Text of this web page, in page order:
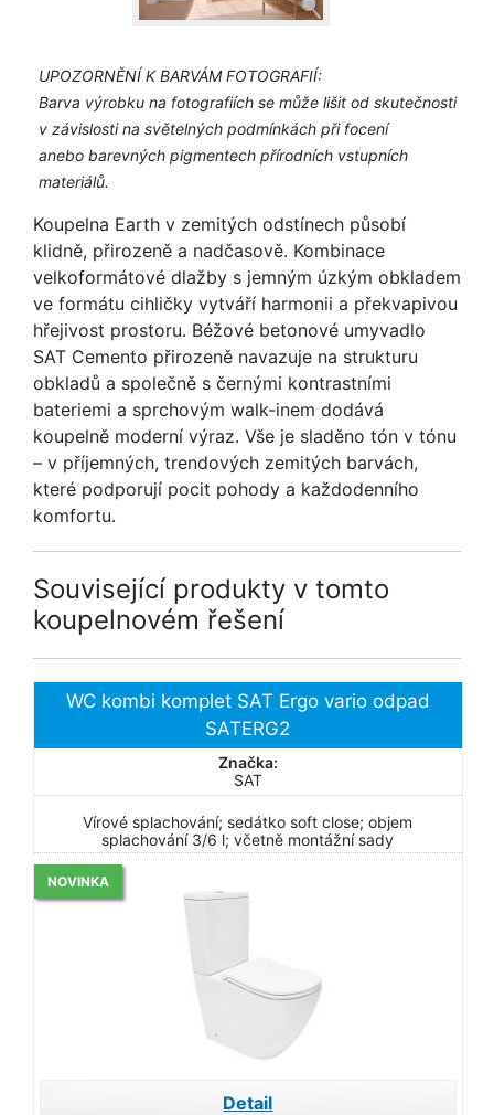
UPOZORNĚNÍ K BARVÁM FOTOGRAFIÍ:
Barva výrobku na fotografiích se může lišit od skutečnosti
v závislosti na světelných podmínkách při focení
anebo barevných pigmentech přírodních vstupních
materiálů.
Koupelna Earth v zemitých odstínech působí
klidně, přirozeně a nadčasově. Kombinace
velkoformátové dlažby s jemným úzkým obkladem
ve formátu cihličky vytváří harmonii a překvapivou
hřejivost prostoru. Béžové betonové umyvadlo
SAT Cemento přirozeně navazuje na strukturu
obkladů a společně s černými kontrastními
bateriemi a sprchovým walk-inem dodává
koupelně moderní výraz. Vše je sladěno tón v tónu
– v příjemných, trendových zemitých barvách,
které podporují pocit pohody a každodenního
komfortu.
Související produkty v tomto
koupelnovém řešení
WC kombi komplet SAT Ergo vario odpad
SATERG2
Značka:
SAT
Vírové splachování; sedátko soft close; objem
splachování 3/6 l; včetně montážní sady
NOVINKA
Detail